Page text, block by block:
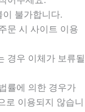
불가합니다.
문 시 사이트 이용
경우 이체가 보류될
률에 의한 경우가
로 이용되지 않습니